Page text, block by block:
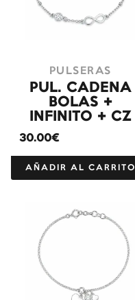
PULSERAS
PUL. CADENA
BOLAS +
INFINITO + CZ
30.00€
AÑADIR AL CARRITO